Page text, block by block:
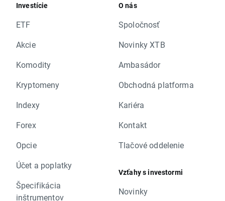
Investície
ETF
Akcie
Komodity
Kryptomeny
Indexy
Forex
Opcie
Účet a poplatky
Špecifikácia
inštrumentov
O nás
Spoločnosť
Novinky XTB
Ambasádor
Obchodná platforma
Kariéra
Kontakt
Tlačové oddelenie
Vzťahy s investormi
Novinky